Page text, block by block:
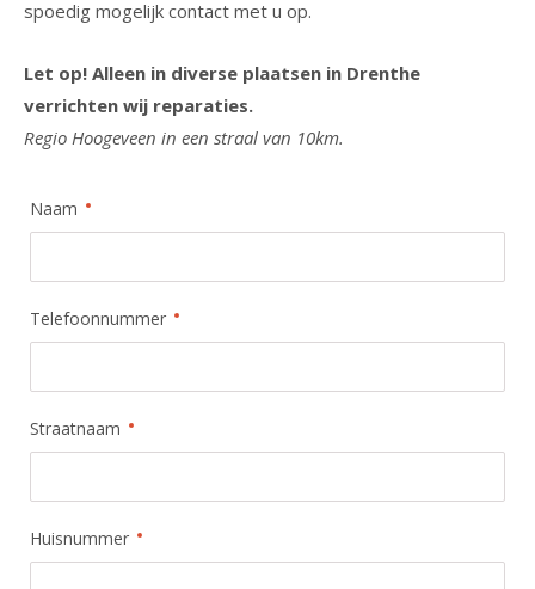
spoedig mogelijk contact met u op.
Let op! Alleen in diverse plaatsen in Drenthe
verrichten wij reparaties.
Regio Hoogeveen in een straal van 10km.
Naam
Telefoonnummer
Straatnaam
Huisnummer